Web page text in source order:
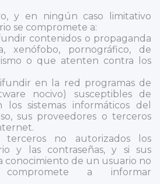
y en ningún caso limitativo
se compromete a:
contenidos o propaganda
xenófobo, pornográfico, de
o que atenten contra los
en la red programas de
nocivo) susceptibles de
sistemas informáticos del
sus proveedores o terceros
no autorizados los
y las contraseñas, y si sus
conocimiento de un usuario no
a informar